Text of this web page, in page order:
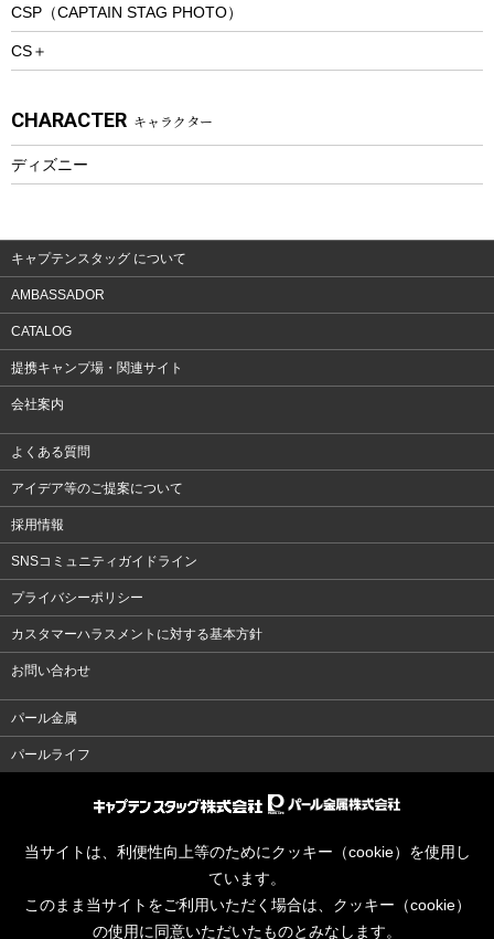
プレイグッズ
ウェルネス
ウェア、タオル
ウェア
CSP（CAPTAIN STAG PHOTO）
CS＋
CHARACTER キャラクター
ディズニー
キャプテンスタッグ について
AMBASSADOR
CATALOG
提携キャンプ場・関連サイト
会社案内
よくある質問
アイデア等のご提案について
採用情報
SNSコミュニティガイドライン
プライバシーポリシー
カスタマーハラスメントに対する基本方針
お問い合わせ
パール金属
パールライフ
当サイトは、利便性向上等のためにクッキー（cookie）を使用し
ています。
このまま当サイトをご利用いただく場合は、クッキー（cookie）
の使用に同意いただいたものとみなします。